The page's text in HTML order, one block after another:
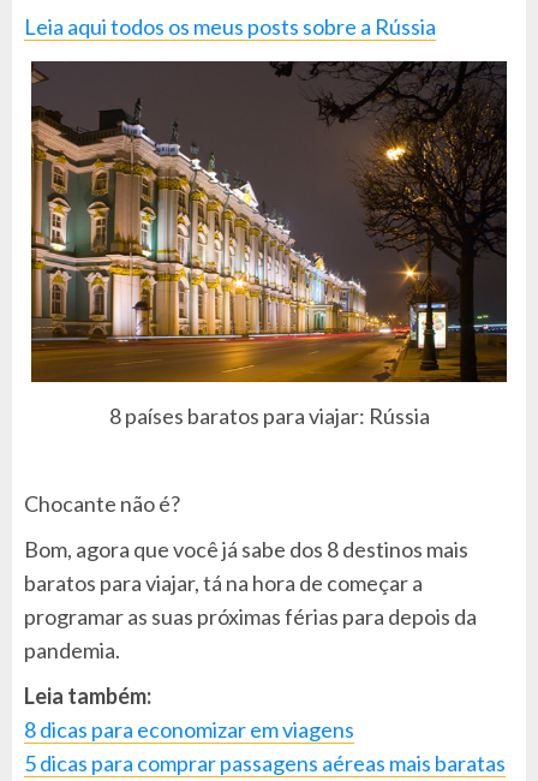
Leia aqui todos os meus posts sobre a Rússia
8 países baratos para viajar: Rússia
Chocante não é?
Bom, agora que você já sabe dos 8 destinos mais
baratos para viajar, tá na hora de começar a
programar as suas próximas férias para depois da
pandemia.
Leia também:
8 dicas para economizar em viagens
5 dicas para comprar passagens aéreas mais baratas